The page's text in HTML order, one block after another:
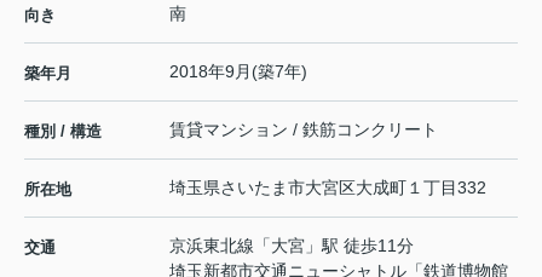
向き 南
築年月 2018年9月(築7年)
種別 / 構造 賃貸マンション / 鉄筋コンクリート
所在地 埼玉県さいたま市大宮区大成町１丁目332
交通 京浜東北線 「大宮 」駅 徒歩11分
埼玉新都市交通ニューシャトル 「鉄道博物館